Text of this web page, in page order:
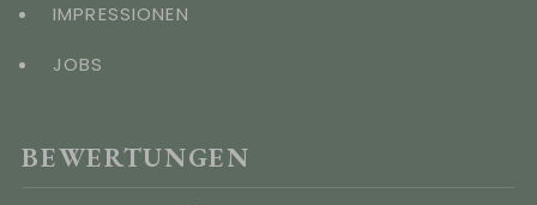
IMPRESSIONEN
JOBS
BEWERTUNGEN